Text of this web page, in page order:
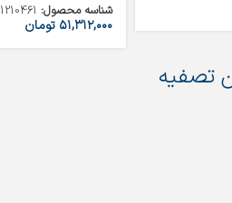
شناسه محصول: 1210461
۵۱,۳۱۲,۰۰۰ تومان
تصفیه